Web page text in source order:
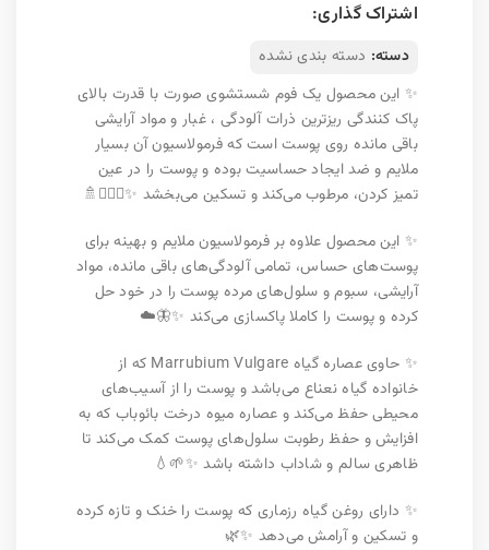
اشتراک گذاری:
دسته: دسته بندی نشده
✨ این محصول یک فوم شستشوی صورت با قدرت بالای
پاک کنندگی ریزترین ذرات آلودگی ، غبار و مواد آرایشی
باقی مانده روی پوست است که فرمولاسیون آن بسیار
ملایم و ضد ایجاد حساسیت بوده و پوست را در عین
تمیز کردن، مرطوب می‌کند و تسکین می‌بخشد ✨💆🏻‍♀🚿
✨ این محصول علاوه بر فرمولاسیون ملایم و بهینه برای
پوست‌های حساس، تمامی آلودگی‌های باقی مانده، مواد
آرایشی، سبوم و سلول‌های مرده پوست را در خود حل
کرده و پوست را کاملا پاکسازی می‌کند ✨🦋☁️
✨ حاوی عصاره گیاه Marrubium Vulgare که از
خانواده گیاه نعناع می‌باشد و پوست را از آسیب‌های
محیطی حفظ می‌کند و عصاره میوه درخت بائوباب که به
افزایش و حفظ رطوبت سلول‌های پوست کمک می‌کند تا
ظاهری سالم و شاداب داشته باشد ✨🌱💧
✨ دارای روغن گیاه رزماری که پوست را خنک و تازه کرده
و تسکین و آرامش می‌دهد ✨🌿